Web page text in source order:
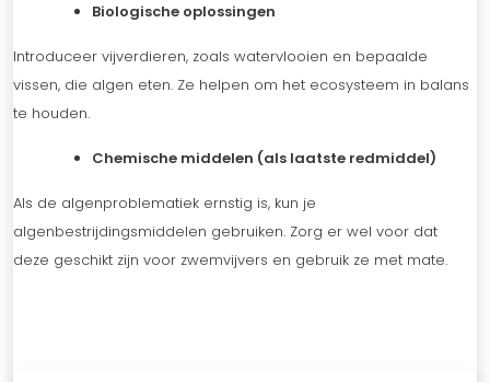
Biologische oplossingen
Introduceer vijverdieren, zoals watervlooien en bepaalde
vissen, die algen eten. Ze helpen om het ecosysteem in balans
te houden.
Chemische middelen (als laatste redmiddel)
Als de algenproblematiek ernstig is, kun je
algenbestrijdingsmiddelen gebruiken. Zorg er wel voor dat
deze geschikt zijn voor zwemvijvers en gebruik ze met mate.